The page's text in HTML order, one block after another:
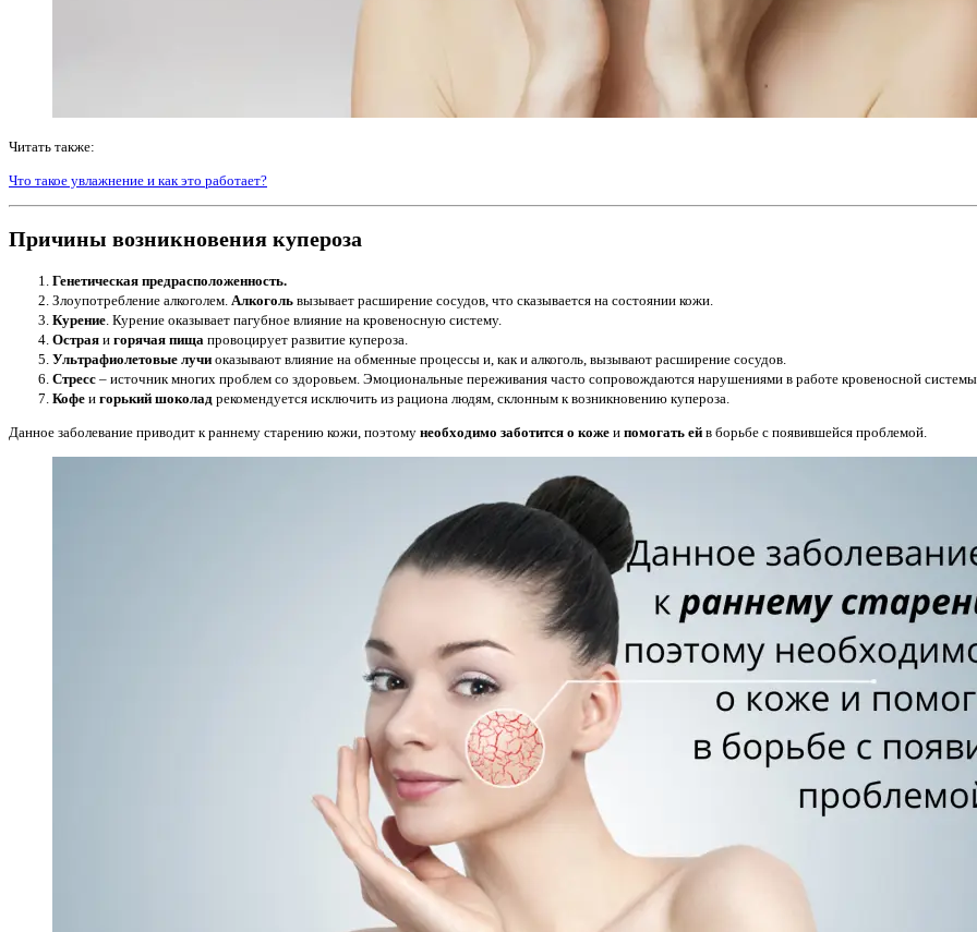
Читать также:
Что такое увлажнение и как это работает?
Причины возникновения купероза
Генетическая предрасположенность.
Злоупотребление алкоголем. Алкоголь вызывает расширение сосудов, что сказывается на состоянии кожи.
Курение. Курение оказывает пагубное влияние на кровеносную систему.
Острая и горячая пища провоцирует развитие купероза.
Ультрафиолетовые лучи оказывают влияние на обменные процессы и, как и алкоголь, вызывают расширение сосудов.
Стресс – источник многих проблем со здоровьем. Эмоциональные переживания часто сопровождаются нарушениями в работе кровеносной
Кофе и горький шоколад рекомендуется исключить из рациона людям, склонным к возникновению купероза.
Данное заболевание приводит к раннему старению кожи, поэтому необходимо заботится о коже и помогать ей в борьбе с появившейся проблемой.